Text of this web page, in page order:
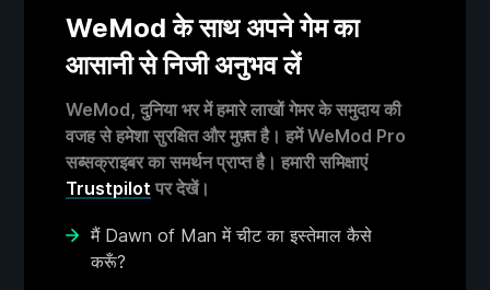
WeMod के साथ अपने गेम का
आसानी से निजी अनुभव लें
WeMod, दुनिया भर में हमारे लाखों गेमर के समुदाय की
वजह से हमेशा सुरक्षित और मुफ़्त है। हमें WeMod Pro
सब्सक्राइबर का समर्थन प्राप्त है। हमारी समिक्षाएं
Trustpilot पर देखें।
मैं Dawn of Man में चीट का इस्तेमाल कैसे
करूँ?